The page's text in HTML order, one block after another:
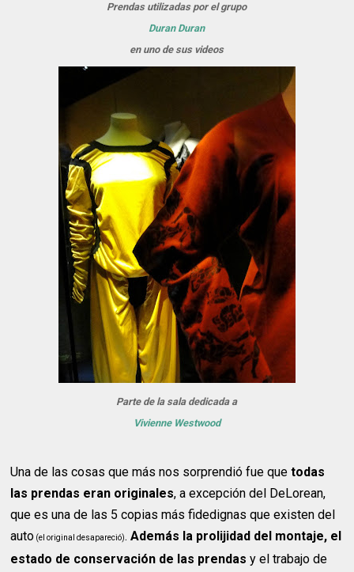
Prendas utilizadas por el grupo
Duran Duran
en uno de sus videos
Parte de la sala dedicada a
Vivienne Westwood
Una de las cosas que más nos sorprendió fue que todas
las prendas eran originales, a excepción del DeLorean,
que es una de las 5 copias más fidedignas que existen del
auto (el original desapareció). Además la prolijidad del montaje, el
estado de conservación de las prendas y el trabajo de